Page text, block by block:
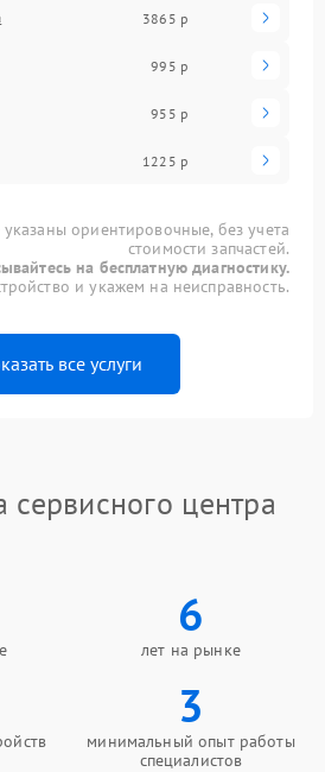
3865 р
995 р
955 р
1225 р
ориентировочные, без учета
стоимости запчастей.
на бесплатную диагностику.
и укажем на неисправность.
все услуги
центра
6
лет на рынке
3
минимальный опыт работы
специалистов